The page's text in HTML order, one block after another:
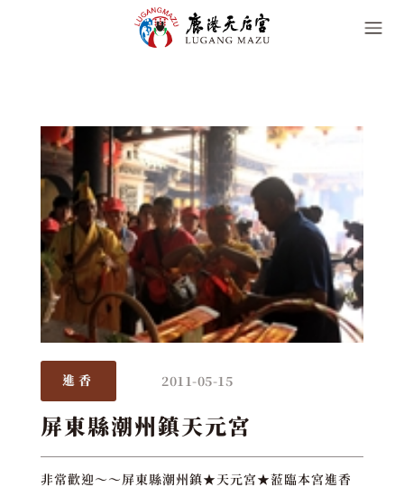
進香 2011-05-15
屏東縣潮州鎮天元宮
非常歡迎～～屏東縣潮州鎮★天元宮★蒞臨本宮進香